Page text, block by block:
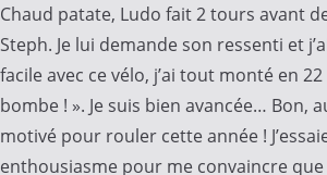
Chaud patate, Ludo fait 2 tours avant
Steph. Je lui demande son ressenti et
facile avec ce vélo, j’ai tout monté en
bombe ! ». Je suis bien avancée… Bon,
motivé pour rouler cette année !
enthousiasme pour me convaincre